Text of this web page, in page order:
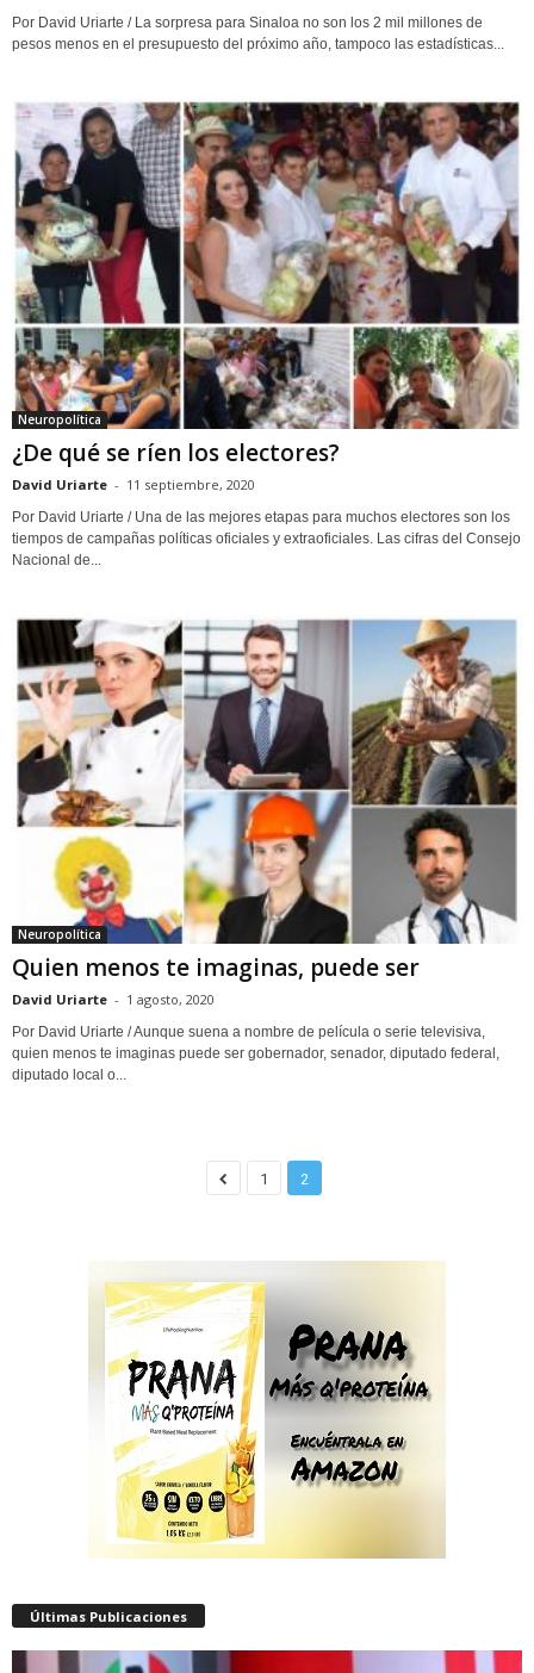
Por David Uriarte / La sorpresa para Sinaloa no son los 2 mil millones de
pesos menos en el presupuesto del próximo año, tampoco las estadísticas...
Neuropolítica
¿De qué se ríen los electores?
David Uriarte - 11 septiembre, 2020
Por David Uriarte / Una de las mejores etapas para muchos electores son los
tiempos de campañas políticas oficiales y extraoficiales. Las cifras del Consejo
Nacional de...
Neuropolítica
Quien menos te imaginas, puede ser
David Uriarte - 1 agosto, 2020
Por David Uriarte / Aunque suena a nombre de película o serie televisiva,
quien menos te imaginas puede ser gobernador, senador, diputado federal,
diputado local o...
1 2
Últimas Publicaciones